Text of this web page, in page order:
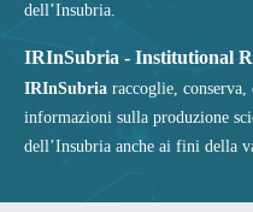
dell’Insubria.
IRInSubria - Institutional
IRInSubria raccoglie, conserva,
informazioni sulla produzione
dell’Insubria anche ai fini della